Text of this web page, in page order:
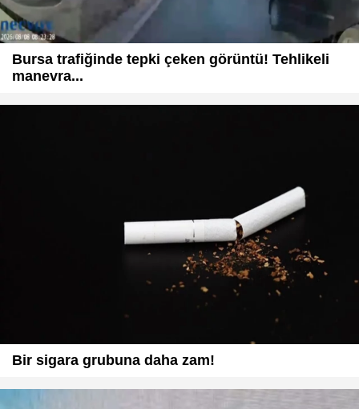
Bursa trafiğinde tepki çeken görüntü! Tehlikeli
manevra...
Bir sigara grubuna daha zam!